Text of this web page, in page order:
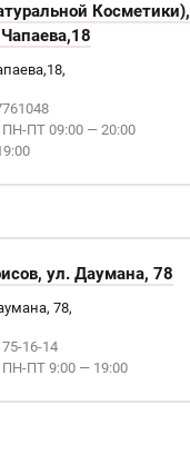
Косметики),
ПТ 09:00 — 20:00
ул. Даумана, 78
78,
16-14
ПТ 9:00 — 19:00